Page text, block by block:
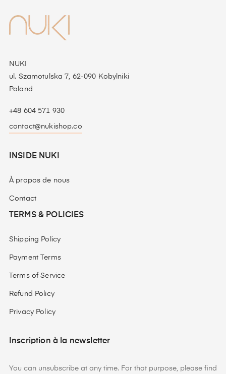
NUKI
ul. Szamotulska 7, 62-090 Kobylniki
Poland
+48 604 571 930
contact@nukishop.co
INSIDE NUKI
À propos de nous
Contact
TERMS & POLICIES
Shipping Policy
Payment Terms
Terms of Service
Refund Policy
Privacy Policy
Inscription à la newsletter
You can unsubscribe at any time. For that purpose, please find